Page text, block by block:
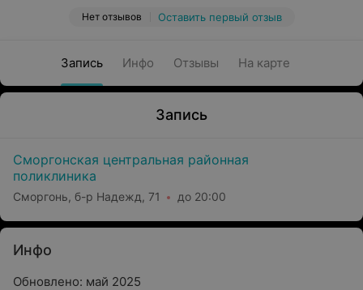
Нет отзывов Оставить первый отзыв
Запись Инфо Отзывы На карте
Запись
Сморгонская центральная районная
поликлиника
Сморгонь, б-р Надежд, 71 до 20:00
Инфо
Обновлено: май 2025